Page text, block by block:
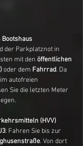
Bootshaus
der Parkplatznot in
mit den öffentlichen
oder dem Fahrrad. Da
autofreien
Sie die letzten Meter
(HVV)
: Fahren Sie bis zur
. Von dort